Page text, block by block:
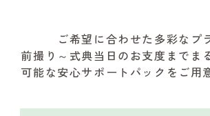
ご希望に合わせた多彩なプ
前撮り～式典当日のお支度までま
可能な安心サポートパックをご用